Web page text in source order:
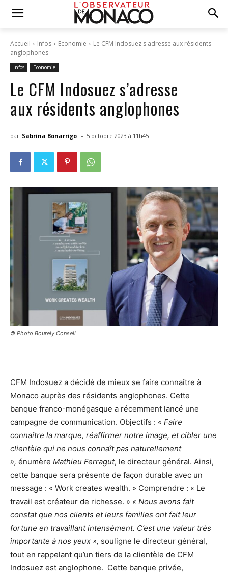
Accueil Infos Economie
Le CFM Indosuez s'adresse aux résidents
anglophones
Infos Economie
Le CFM Indosuez s’adresse
aux résidents anglophones
par Sabrina Bonarrigo - 5 octobre 2023 à 11h45
© Photo Bourely Conseil
CFM Indosuez a décidé de mieux se faire connaître à
Monaco auprès des résidents anglophones. Cette
banque franco-monégasque a récemment lancé une
campagne de communication. Objectifs : « Faire
connaître la marque, réaffirmer notre image, et cibler une
clientèle qui ne nous connaît pas naturellement
», énumère Mathieu Ferragut, le directeur général. Ainsi,
cette banque sera présente de façon durable avec un
message : « Work creates wealth. » Comprendre : « Le
travail est créateur de richesse. » « Nous avons fait
constat que nos clients et leurs familles ont fait leur
fortune en travaillant intensément. C’est une valeur très
importante à nos yeux », souligne le directeur général,
tout en rappelant qu’un tiers de la clientèle de CFM
Indosuez est anglophone. Cette banque privée,